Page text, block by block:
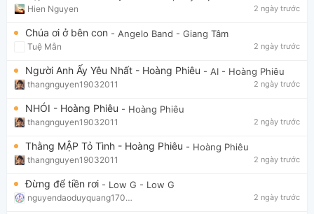
Hien Nguyen 2 ngày trước
Chúa ơi ở bên con - Angelo Band - Giang Tâm
Tuệ Mẫn 2 ngày trước
Người Anh Ấy Yêu Nhất - Hoàng Phiêu - AI - Hoàng Phiêu
thangnguyen19032011 2 ngày trước
NHÓI - Hoàng Phiêu - Hoàng Phiêu
thangnguyen19032011 2 ngày trước
Thằng MẬP Tỏ Tình - Hoàng Phiêu - Hoàng Phiêu
thangnguyen19032011 2 ngày trước
Đừng để tiền rơi - Low G - Low G
nguyendaoduyquang17021 2 ngày trước